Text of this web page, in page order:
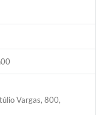
Vargas, 800,